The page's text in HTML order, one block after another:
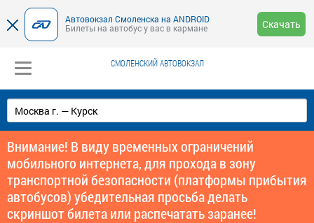
Автовокзал Смоленска на ANDROID
Билеты на автобус у вас в кармане
Скачать
СМОЛЕНСКИЙ АВТОВОКЗАЛ
Внимание! В виду временных ограничений
мобильного интернета, для прохода в зону
транспортной безопасности (платформы прибытия
автобусов) убедительная просьба делать
скриншот билета или распечатать заранее!